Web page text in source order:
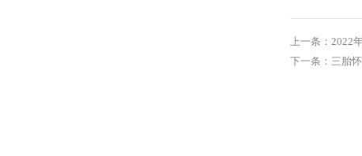
上一条：2022
下一条：三胎